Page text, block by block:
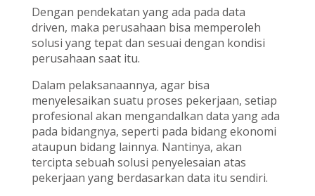
Dengan pendekatan yang ada pada data
driven, maka perusahaan bisa memperoleh
solusi yang tepat dan sesuai dengan kondisi
perusahaan saat itu.
Dalam pelaksanaannya, agar bisa
menyelesaikan suatu proses pekerjaan, setiap
profesional akan mengandalkan data yang ada
pada bidangnya, seperti pada bidang ekonomi
ataupun bidang lainnya. Nantinya, akan
tercipta sebuah solusi penyelesaian atas
pekerjaan yang berdasarkan data itu sendiri.